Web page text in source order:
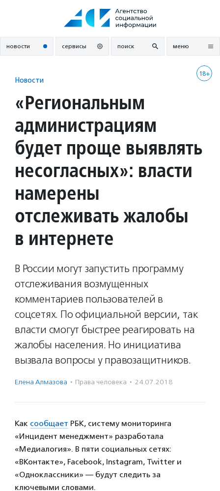
новости сервисы поиск меню
18+
Новости
«Региональным
администрациям
будет проще выявлять
несогласных»: власти
намерены
отслеживать жалобы
в интернете
В России могут запустить программу
отслеживания возмущенных
комментариев пользователей в
соцсетях. По официальной версии, так
власти смогут быстрее реагировать на
жалобы населения. Но инициатива
вызвала вопросы у правозащитников.
Елена Алмазова · Права человека · 24.07.2018
Как сообщает РБК, систему мониторинга
«Инцидент менеджмент» разработала
«Медиалогия». В пяти социальных сетях:
«ВКонтакте», Facebook, Instagram, Twitter и
«Одноклассники» — будут следить за
ключевыми словами.